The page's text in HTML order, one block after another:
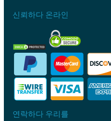
신뢰하다 온라인
연락하다 우리를